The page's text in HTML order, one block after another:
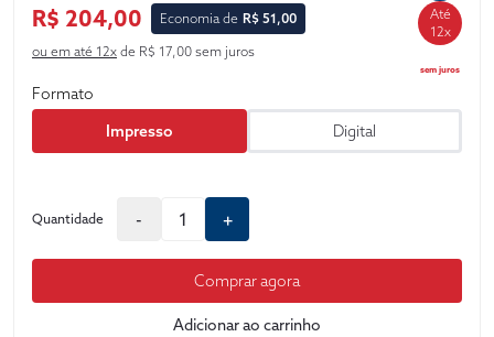
R$ 204,00 Economia de R$ 51,00
Até
12x
sem juros
ou em até 12x de R$ 17,00 sem juros
Formato
Impresso
Digital
Quantidade - +
Comprar agora
Adicionar ao carrinho